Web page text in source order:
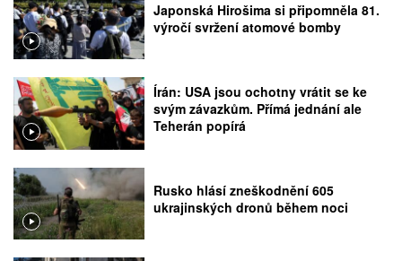
Japonská Hirošima si připomněla 81.
výročí svržení atomové bomby
Írán: USA jsou ochotny vrátit se ke
svým závazkům. Přímá jednání ale
Teherán popírá
Rusko hlásí zneškodnění 605
ukrajinských dronů během noci